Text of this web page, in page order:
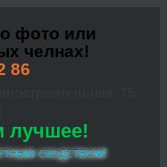
фото или
челнах!
86
лучшее!
сходством!